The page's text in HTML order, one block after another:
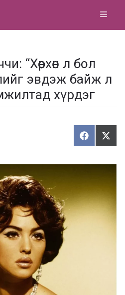
“Хөөрхөн л бол
эвдэж байж л
хүрдэг
Х
у
а
ц
а
х
Т
ү
э